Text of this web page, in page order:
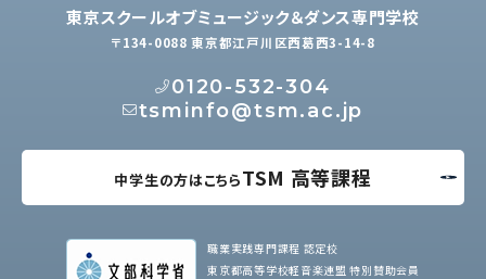
東京スクールオブミュージック＆ダンス専門学校
〒134-0088 東京都江戸川区西葛西3-14-8
0120-532-304
tsminfo@tsm.ac.jp
中学生の方はこちらTSM 高等課程
職業実践専門課程 認定校
東京都高等学校軽音楽連盟 特別賛助会員